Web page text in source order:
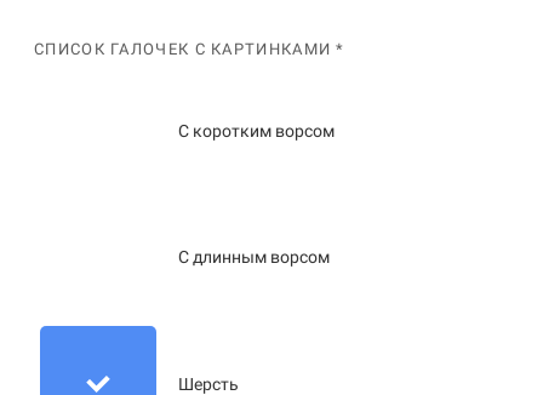
СПИСОК ГАЛОЧЕК С КАРТИНКАМИ *
С коротким ворсом
С длинным ворсом
Шерсть